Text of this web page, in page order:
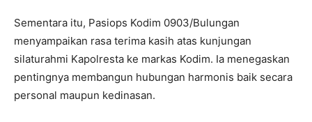
Sementara itu, Pasiops Kodim 0903/Bulungan
menyampaikan rasa terima kasih atas kunjungan
silaturahmi Kapolresta ke markas Kodim. Ia menegaskan
pentingnya membangun hubungan harmonis baik secara
personal maupun kedinasan.